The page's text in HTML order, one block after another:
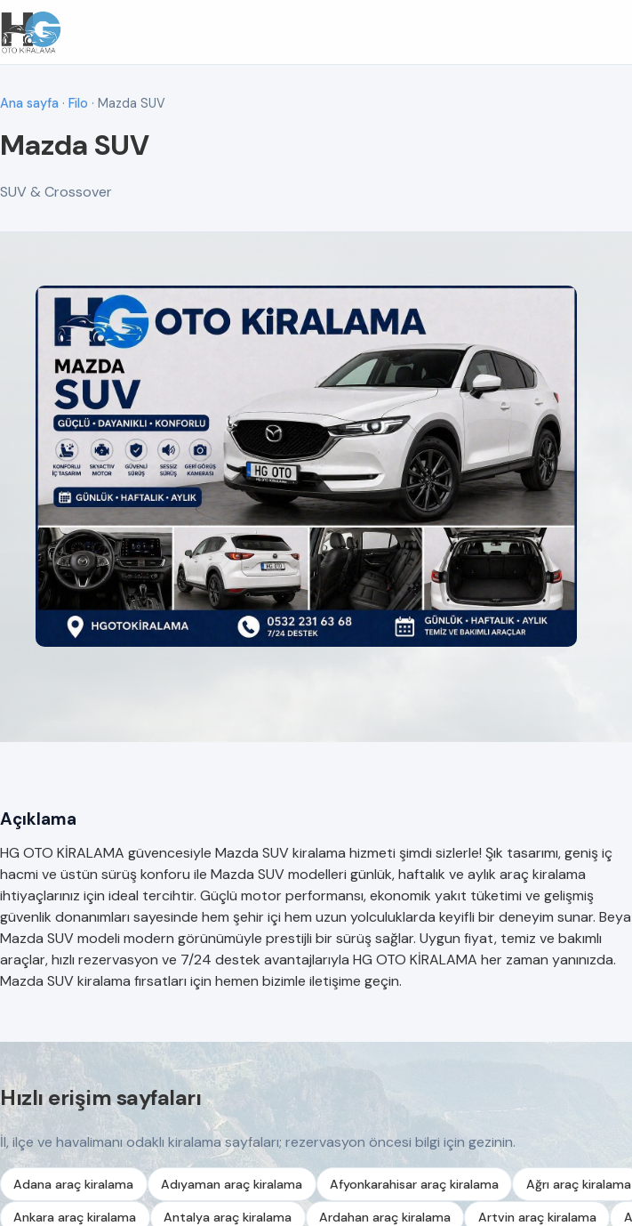
Ana sayfa · Filo · Mazda SUV
Mazda SUV
SUV & Crossover
Açıklama
HG OTO KİRALAMA güvencesiyle Mazda SUV kiralama hizmeti şimdi sizlerle! Şık tasarımı, geniş iç
hacmi ve üstün sürüş konforu ile Mazda SUV modelleri günlük, haftalık ve aylık araç kiralama
ihtiyaçlarınız için ideal tercihtir. Güçlü motor performansı, ekonomik yakıt tüketimi ve gelişmiş
güvenlik donanımları sayesinde hem şehir içi hem uzun yolculuklarda keyifli bir deneyim sunar.
Mazda SUV modeli modern görünümüyle prestijli bir sürüş sağlar. Uygun fiyat, temiz ve bakımlı
araçlar, hızlı rezervasyon ve 7/24 destek avantajlarıyla HG OTO KİRALAMA her zaman yanınızda.
Mazda SUV kiralama fırsatları için hemen bizimle iletişime geçin.
Hızlı erişim sayfaları
İl, ilçe ve havalimanı odaklı kiralama sayfaları; rezervasyon öncesi bilgi için gezinin.
Adana araç kiralama Adıyaman araç kiralama Afyonkarahisar araç kiralama Ağrı araç kiralama
Ankara araç kiralama Antalya araç kiralama Ardahan araç kiralama Artvin araç kiralama